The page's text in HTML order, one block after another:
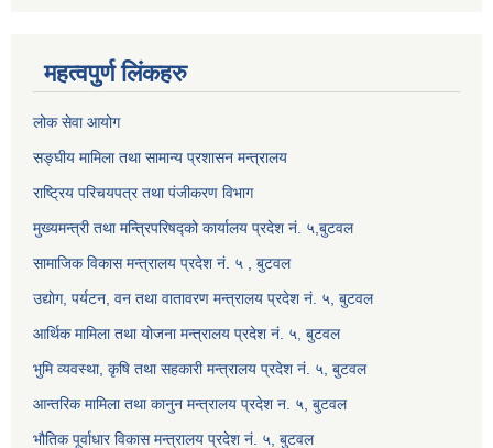
महत्वपुर्ण लिंकहरु
लोक सेवा आयोग
सङ्घीय मामिला तथा सामान्य प्रशासन मन्त्रालय
राष्ट्रिय परिचयपत्र तथा पंजीकरण विभाग
मुख्यमन्त्री तथा मन्त्रिपरिषद्को कार्यालय प्रदेश नं. ५,बुटवल
सामाजिक विकास मन्त्रालय प्रदेश नं. ५ , बुटवल
उद्याेग, पर्यटन, वन तथा वातावरण मन्त्रालय प्रदेश नं. ५, बुटवल
आर्थिक मामिला तथा योजना मन्त्रालय प्रदेश नं. ५, बुटवल
भुमि व्यवस्था, कृषि तथा सहकारी मन्त्रालय प्रदेश नं. ५, बुटवल
आन्तरिक मामिला तथा कानुन मन्त्रालय प्रदेश न. ५, बुटवल
भौतिक पूर्वाधार विकास मन्त्रालय प्रदेश नं. ५, बुटवल